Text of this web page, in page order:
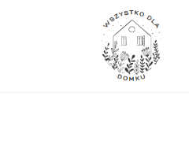
Wyposażenie wnętrz